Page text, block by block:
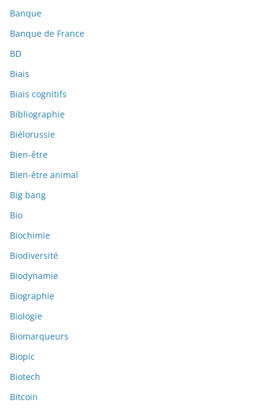
Banque
Banque de France
BD
Biais
Biais cognitifs
Bibliographie
Biélorussie
Bien-être
Bien-être animal
Big bang
Bio
Biochimie
Biodiversité
Biodynamie
Biographie
Biologie
Biomarqueurs
Biopic
Biotech
Bitcoin